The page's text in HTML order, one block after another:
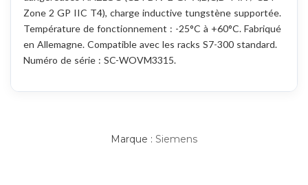
Zone 2 GP IIC T4), charge inductive tungstène supportée.
Température de fonctionnement : -25°C à +60°C. Fabriqué
en Allemagne. Compatible avec les racks S7-300 standard.
Numéro de série : SC-WOVM3315.
Marque : Siemens